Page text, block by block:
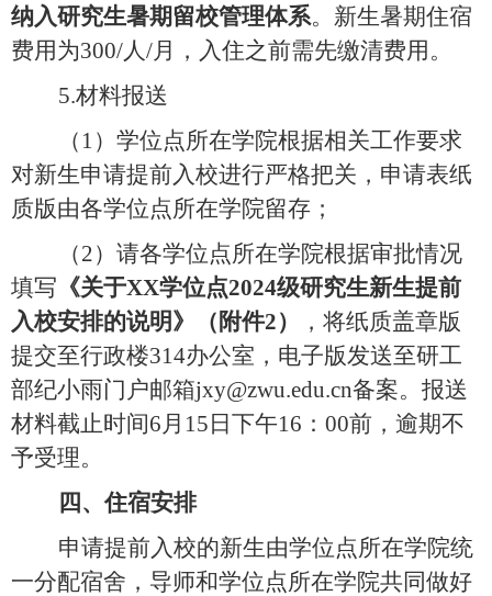
纳入研究生暑期留校管理体系。 新生暑期住宿
费用为300/人/月，入住之前需先缴清费用。
5.材料报送
（ 1） 学位点所在学院根据相关工作要求
对新生申请提前入校进行严格把关，申请表纸
质版由各学位点所在学院留存；
（2） 请各学位点所在学院根据审批情况
填写 《关于XX学位点2024级研究生新生提前
入校安排的说明》（附件2）
， 将纸质盖章版
提交至行政楼314办公室 ， 电子版发送至研工
部纪小雨门户邮箱jxy@zwu.edu.cn备案。 报送
材料截止时间6月 15 日下午16 ： 00前， 逾期不
予受理。
四、住宿安排
申请提前入校的新生由学位点所在学院统
一分配宿舍 ， 导师和学位点所在学院共同做好